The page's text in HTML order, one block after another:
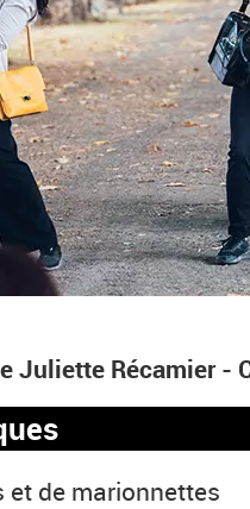
Juliette Récamier -
et de marionnettes